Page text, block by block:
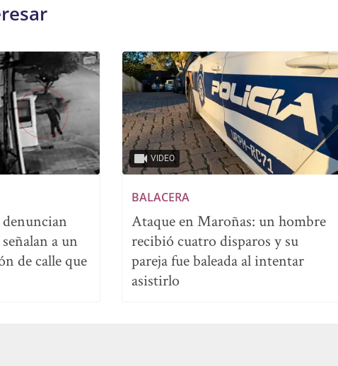
a un
de calle que
VIDEO
BALACERA
Ataque en Maroñas: un hombre
recibió cuatro disparos y su
pareja fue baleada al intentar
asistirlo